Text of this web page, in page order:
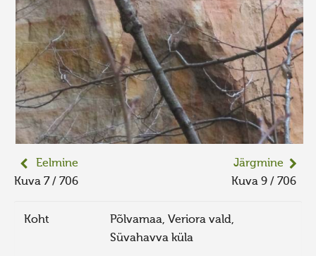
Eelmine
Kuva 7 / 706
Järgmine
Kuva 9 / 706
Koht
Põlvamaa, Veriora vald,
Süvahavva küla